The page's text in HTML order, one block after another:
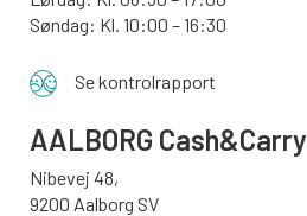
Søndag: Kl. 10:00 – 16:30
Se kontrolrapport
AALBORG Cash&Carry
Nibevej 48,
9200 Aalborg SV